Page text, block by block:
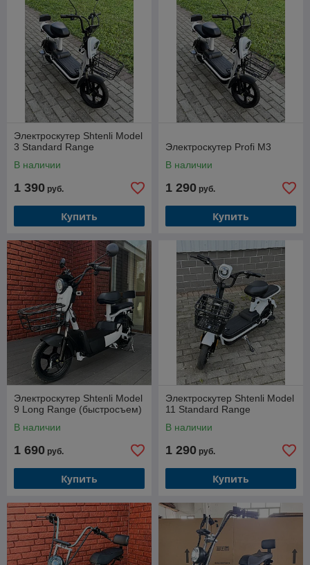
Электроскутер Shtenli Model
3 Standard Range
В наличии
1 390 руб.
Купить
Электроскутер Profi M3
В наличии
1 290 руб.
Купить
Электроскутер Shtenli Model
9 Long Range (быстросъем)
В наличии
1 690 руб.
Купить
Электроскутер Shtenli Model
11 Standard Range
В наличии
1 290 руб.
Купить